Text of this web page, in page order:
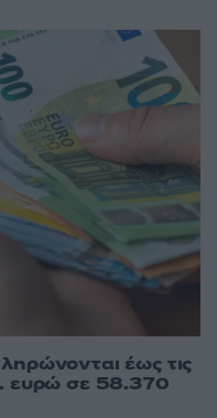
έως τις
ευρώ σε 58.370